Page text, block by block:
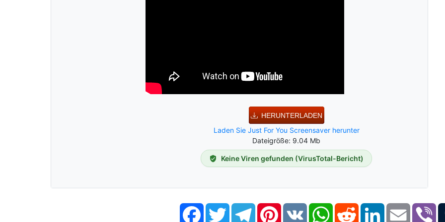
HERUNTERLADEN
Laden Sie Just For You Screensaver herunter
Dateigröße: 9.04 Mb
Keine Viren gefunden (VirusTotal-Bericht)
FacebookTwitter TelegramPinterestVK WhatsAppReddit LinkedIn Email